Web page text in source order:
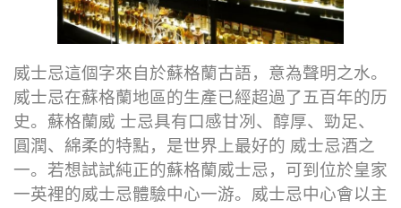
威士忌這個字來自於蘇格蘭古語，意為聲明之水。
威士忌在蘇格蘭地區的生產已經超過了五百年的历
史。蘇格蘭威 士忌具有口感甘冽、醇厚、勁足、
圓潤、綿柔的特點，是世界上最好的 威士忌酒之
一。若想試試純正的蘇格蘭威士忌，可到位於皇家
一英裡的威士忌體驗中心一游。威士忌中心會以主